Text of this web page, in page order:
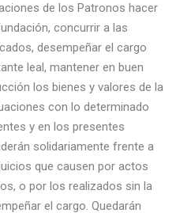
de los Patronos hacer
concurrir a las
desempeñar el cargo
leal, mantener en buen
los bienes y valores de la
con lo determinado
y en los presentes
solidariamente frente a
que causen por actos
o por los realizados sin la
el cargo. Quedarán